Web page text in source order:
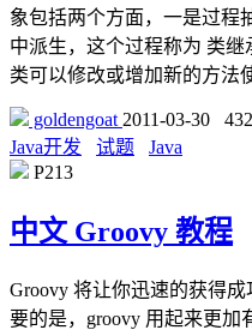
象包括两个方面，一是过程
中派生，这个过程称为 类
类可以修改或增加新的方法
goldengoat 2011-03-30
Java开发
试题
Java
P213
中文 Groovy 教程
Groovy 将让你迅速的获得
要的是，groovy 用起来更加